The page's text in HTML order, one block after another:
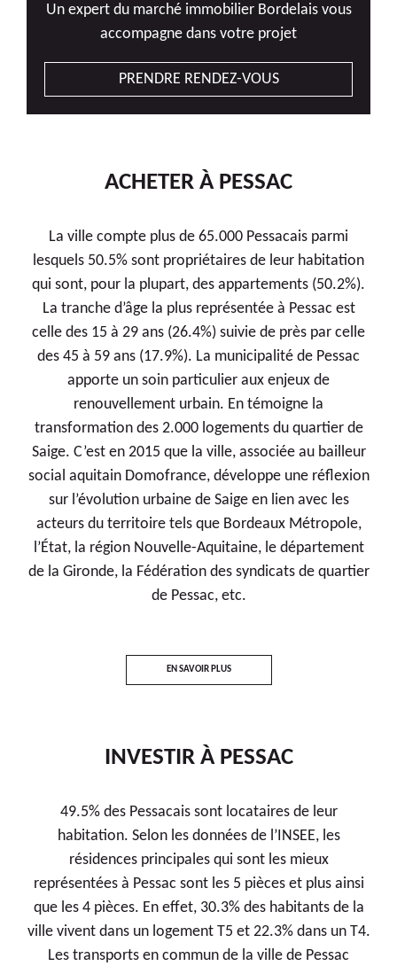
Un expert du marché immobilier Bordelais vous
accompagne dans votre projet
PRENDRE RENDEZ-VOUS
ACHETER À PESSAC
La ville compte plus de 65.000 Pessacais parmi
lesquels 50.5% sont propriétaires de leur habitation
qui sont, pour la plupart, des appartements (50.2%).
La tranche d’âge la plus représentée à Pessac est
celle des 15 à 29 ans (26.4%) suivie de près par celle
des 45 à 59 ans (17.9%). La municipalité de Pessac
apporte un soin particulier aux enjeux de
renouvellement urbain. En témoigne la
transformation des 2.000 logements du quartier de
Saige. C’est en 2015 que la ville, associée au bailleur
social aquitain Domofrance, développe une réflexion
sur l’évolution urbaine de Saige en lien avec les
acteurs du territoire tels que Bordeaux Métropole,
l’État, la région Nouvelle-Aquitaine, le département
de la Gironde, la Fédération des syndicats de quartier
de Pessac, etc.
EN SAVOIR PLUS
INVESTIR À PESSAC
49.5% des Pessacais sont locataires de leur
habitation. Selon les données de l’INSEE, les
résidences principales qui sont les mieux
représentées à Pessac sont les 5 pièces et plus ainsi
que les 4 pièces. En effet, 30.3% des habitants de la
ville vivent dans un logement T5 et 22.3% dans un T4.
Les transports en commun de la ville de Pessac